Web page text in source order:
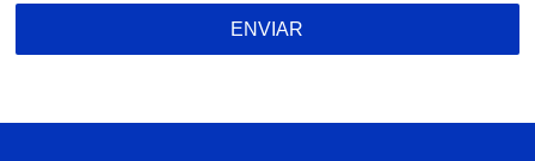
ENVIAR